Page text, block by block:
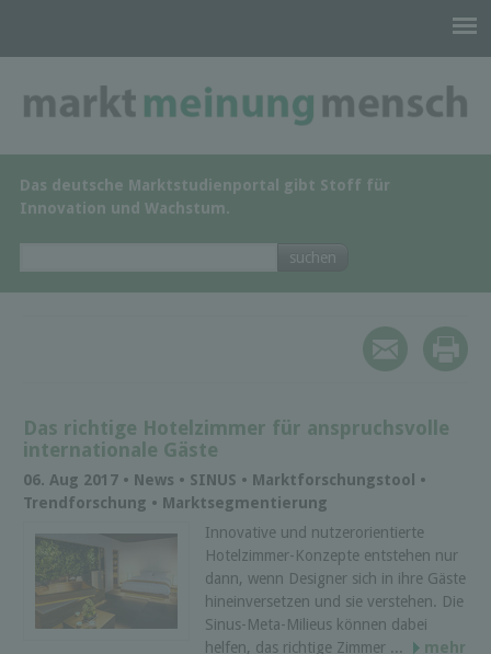
Das deutsche Marktstudienportal gibt Stoff für
Innovation und Wachstum.
Das richtige Hotelzimmer für anspruchsvolle
internationale Gäste
06. Aug 2017 • News • SINUS • Marktforschungstool •
Trendforschung • Marktsegmentierung
Innovative und nutzerorientierte
Hotelzimmer-Konzepte entstehen nur
dann, wenn Designer sich in ihre Gäste
hineinversetzen und sie verstehen. Die
Sinus-Meta-Milieus können dabei
helfen, das richtige Zimmer ...
mehr